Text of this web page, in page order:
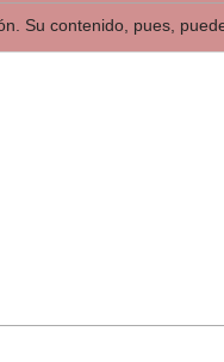
Su contenido, pues,